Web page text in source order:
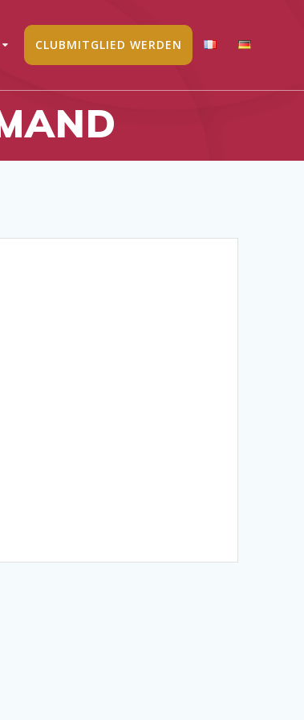
CLUBMITGLIED WERDEN